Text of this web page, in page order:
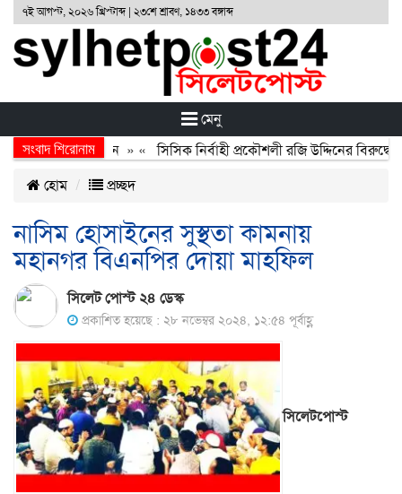
৭ই আগস্ট, ২০২৬ খ্রিস্টাব্দ | ২৩শে শ্রাবণ, ১৪৩৩ বঙ্গাব্দ
মেনু
সংবাদ শিরোনাম
বর্জন ও বিসর্জন » «সিসিক নির্বাহী প্রকৌশলী রজি উদ্দিনের বিরুদ্ধে
হোম
প্রচ্ছদ
নাসিম হোসাইনের সুস্থতা কামনায়
মহানগর বিএনপির দোয়া মাহফিল
সিলেট পোস্ট ২৪ ডেস্ক
প্রকাশিত হয়েছে : ২৮ নভেম্বর ২০২৪, ১২:৫৪ পূর্বাহ্ণ
সিলেটপোস্ট